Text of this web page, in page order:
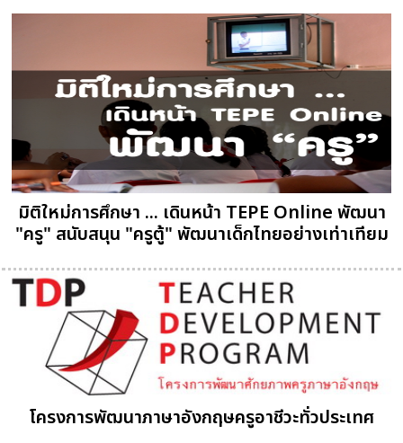
มิติใหม่การศึกษา ... เดินหน้า TEPE Online พัฒนา
"ครู" สนับสนุน "ครูตู้" พัฒนาเด็กไทยอย่างเท่าเทียม
โครงการพัฒนาภาษาอังกฤษครูอาชีวะทั่วประเทศ